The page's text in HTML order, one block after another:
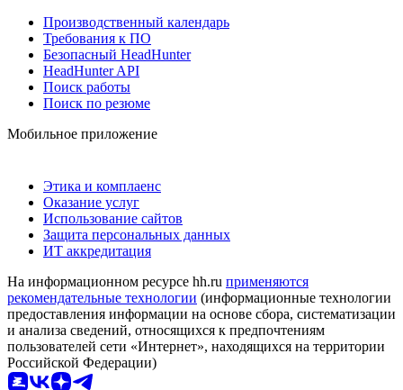
Производственный календарь
Требования к ПО
Безопасный HeadHunter
HeadHunter API
Поиск работы
Поиск по резюме
Мобильное приложение
Этика и комплаенс
Оказание услуг
Использование сайтов
Защита персональных данных
ИТ аккредитация
На информационном ресурсе hh.ru применяются
рекомендательные технологии (информационные технологии
предоставления информации на основе сбора, систематизации
и анализа сведений, относящихся к предпочтениям
пользователей сети «Интернет», находящихся на территории
Российской Федерации)